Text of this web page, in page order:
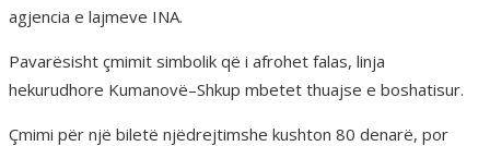
agjencia e lajmeve INA.
Pavarësisht çmimit simbolik që i afrohet falas, linja
hekurudhore Kumanovë–Shkup mbetet thuajse e boshatisur.
Çmimi për një biletë njëdrejtimshe kushton 80 denarë, por